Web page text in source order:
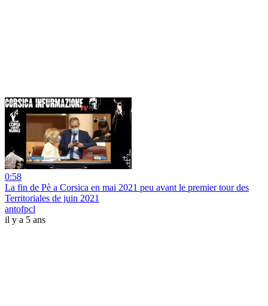
0:58
La fin de Pè a Corsica en mai 2021 peu avant le premier tour des
Territoriales de juin 2021
antofpcl
il y a 5 ans